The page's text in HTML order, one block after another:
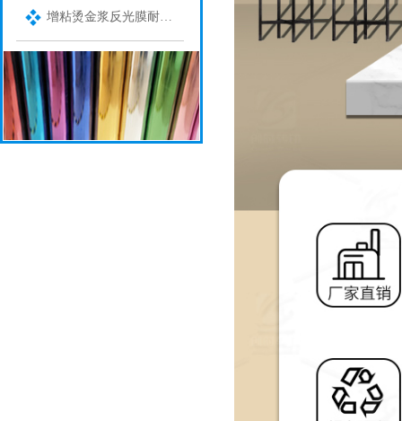
增粘烫金浆反光膜耐水洗金油